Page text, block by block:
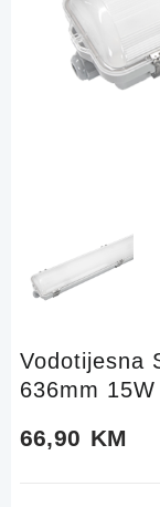
Vodotijesna
636mm 15W
66,90 KM